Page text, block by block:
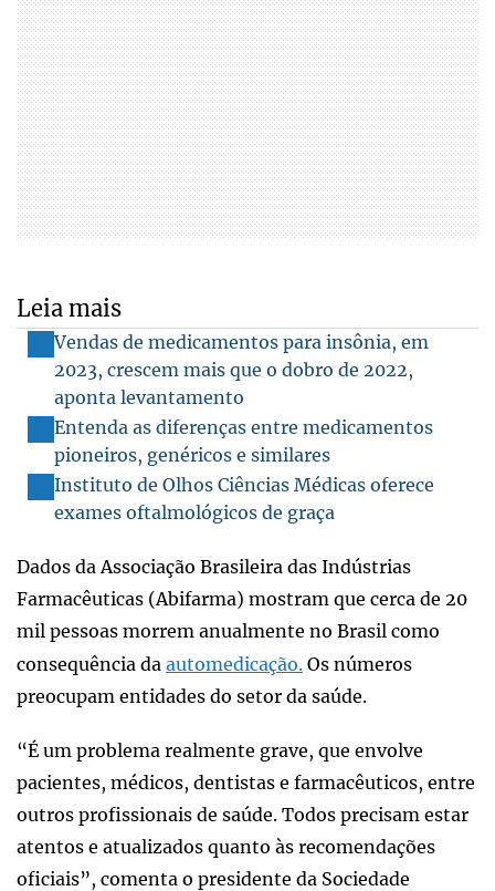
Leia mais
Vendas de medicamentos para insônia, em
2023, crescem mais que o dobro de 2022,
aponta levantamento
Entenda as diferenças entre medicamentos
pioneiros, genéricos e similares
Instituto de Olhos Ciências Médicas oferece
exames oftalmológicos de graça
Dados da Associação Brasileira das Indústrias
Farmacêuticas (Abifarma) mostram que cerca de 20
mil pessoas morrem anualmente no Brasil como
consequência da automedicação. Os números
preocupam entidades do setor da saúde.
“É um problema realmente grave, que envolve
pacientes, médicos, dentistas e farmacêuticos, entre
outros profissionais de saúde. Todos precisam estar
atentos e atualizados quanto às recomendações
oficiais”, comenta o presidente da Sociedade